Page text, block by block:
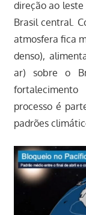
direção ao
Brasil central.
atmosfera fica
denso),
ar) sobre o
processo é
padrões